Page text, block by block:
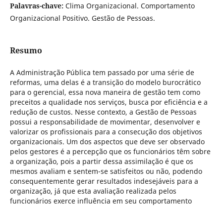
Palavras-chave: Clima Organizacional. Comportamento
Organizacional Positivo. Gestão de Pessoas.
Resumo
A Administração Pública tem passado por uma série de
reformas, uma delas é a transição do modelo burocrático
para o gerencial, essa nova maneira de gestão tem como
preceitos a qualidade nos serviços, busca por eficiência e a
redução de custos. Nesse contexto, a Gestão de Pessoas
possui a responsabilidade de movimentar, desenvolver e
valorizar os profissionais para a consecução dos objetivos
organizacionais. Um dos aspectos que deve ser observado
pelos gestores é a percepção que os funcionários têm sobre
a organização, pois a partir dessa assimilação é que os
mesmos avaliam e sentem-se satisfeitos ou não, podendo
consequentemente gerar resultados indesejáveis para a
organização, já que esta avaliação realizada pelos
funcionários exerce influência em seu comportamento